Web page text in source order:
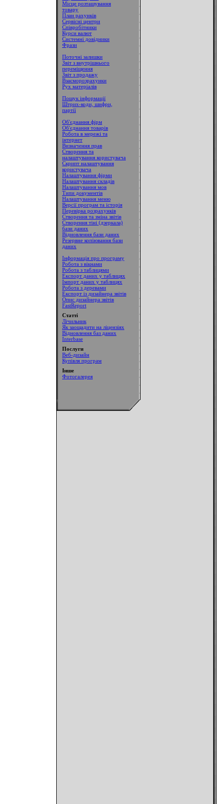
Місце розташування
товару
План рахунків
Сервісні центри
Співробітники
Курси валют
Системні довідники
Фрази
Поточні залишки
Звіт з внутрішнього
переміщення
Звіт з продажу
Взаєморозрахунки
Рух матеріалів
Пошук інформації
Штрих-коди, шифри,
партії
Об'єднання фірм
Об'єднання товарів
Робота в мережі та
інтернет
Визначення прав
Створення та
налаштування користувача
Скрипт налаштування
користувача
Налаштування фірми
Налаштування складів
Налаштування мов
Типи документів
Налаштування меню
Версії програм та історія
Перевірка розрахунків
Створення та зміна звітів
Створення тіні (дзеркала)
бази даних
Відновлення бази даних
Резервне копіювання бази
даних
Інформація про програму
Робота з вікнами
Робота з таблицями
Експорт даних у таблицях
Імпорт даних у таблицях
Робота з деревами
Експорт із дизайнера звітів
Опис дизайнера звітів
FastReport
Статті
Лічильник
Як заощадити на ліцензіях
Відновлення баз даних
Interbase
Послуги
Веб-дизайн
Купівля програм
Інше
Фотогалерея